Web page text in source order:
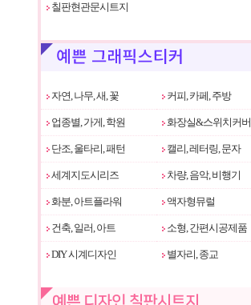
칠판현관문시트지
자연, 나무, 새, 꽃 커피, 카페, 주방
업종별, 가게, 학원 화장실&스위치커버
단조, 울타리, 패턴 캘리, 레터링, 문자
세계지도시리즈 차량, 음악, 비행기
화분, 아트플라워 액자형뮤럴
건축, 일러, 아트 소형, 간편시공제품
DIY 시계디자인 별자리, 종교